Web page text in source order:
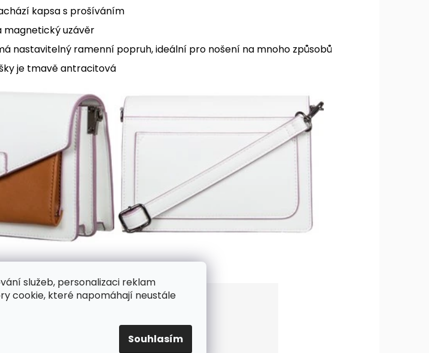
služeb, personalizaci reklam
cookie, které napomáhají neustále
Souhlasím
kapsa s prošíváním
magnetický uzávěr
nastavitelný ramenní popruh, ideální pro nošení na mnoho způsobů
je tmavě antracitová